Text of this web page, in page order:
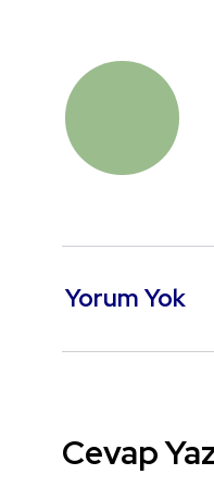
Yorum Yok
Cevap